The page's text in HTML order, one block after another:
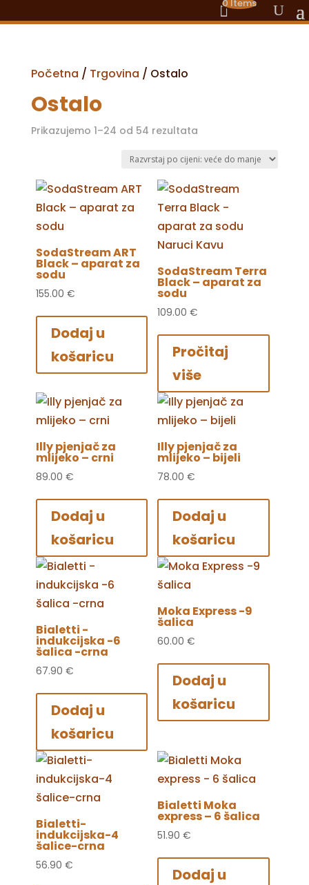
0 Items
Početna / Trgovina / Ostalo
Ostalo
Prikazujemo 1–24 od 54 rezultataPoredano
cijeni:
od
visoke
do
niske
SodaStream ART
Black – aparat za
sodu
155.00 €
Dodaj u
košaricu
SodaStream Terra
Black – aparat za
sodu
109.00€
Pročitaj
više
Illy pjenjač za
mlijeko – crni
89.00 €
Dodaj u
košaricu
Illy pjenjač za
mlijeko – bijeli
78.00€
Dodaj u
košaricu
Bialetti -
indukcijska -6
šalica -crna
67.90 €
Dodaj u
košaricu
Moka Express -9
šalica
60.00€
Dodaj u
košaricu
Bialetti-
indukcijska-4
šalice-crna
56.90 €
Bialetti Moka
express – 6 šalica
51.90€
Dodaj u